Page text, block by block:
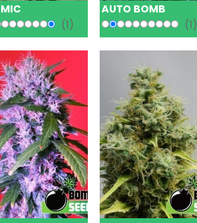
(1)
AUTO BOMB
(1)